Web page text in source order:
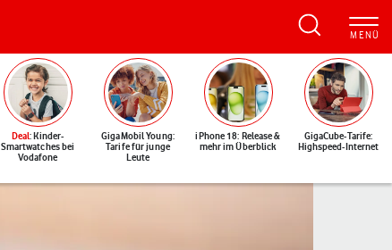
Deal: Kinder-
Smartwatches bei
Vodafone
GigaMobil Young:
Tarife für junge
Leute
iPhone 18: Release &
mehr im Überblick
GigaCube-Tarife:
Highspeed-Internet